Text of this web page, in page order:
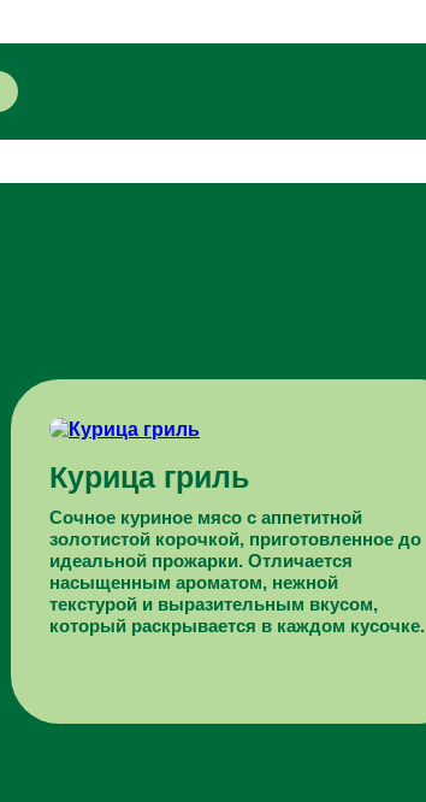
Курица гриль
Сочное куриное мясо с аппетитной
золотистой корочкой, приготовленное до
идеальной прожарки. Отличается
насыщенным ароматом, нежной
текстурой и выразительным вкусом,
который раскрывается в каждом кусочке.